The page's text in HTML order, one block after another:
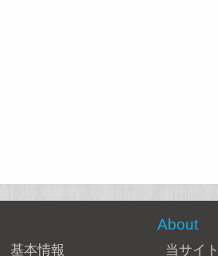
基本情報
About
当サイ